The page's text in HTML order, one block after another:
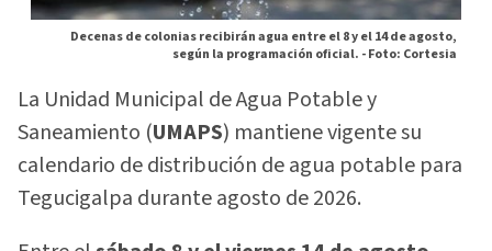
Decenas de colonias recibirán agua entre el 8 y el 14 de agosto,
según la programación oficial. -Foto: Cortesia
La Unidad Municipal de Agua Potable y
Saneamiento (UMAPS) mantiene vigente su
calendario de distribución de agua potable para
Tegucigalpa durante agosto de 2026.